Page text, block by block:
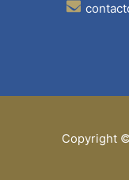
Copyright